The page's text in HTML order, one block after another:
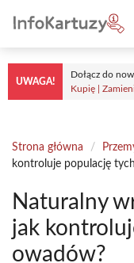
treści
UWAGA!
Dołącz do
Kupię |
Strona główna /
kontroluje populację
Naturalny
jak
owadów?